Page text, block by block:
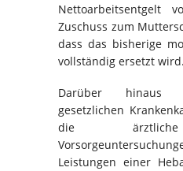
Nettoarbeitsentgelt
Zuschuss zum
dass das bisherige
vollständig ersetzt wird.
Darüber hinaus
gesetzlichen
die ärztliche
Leistungen einer